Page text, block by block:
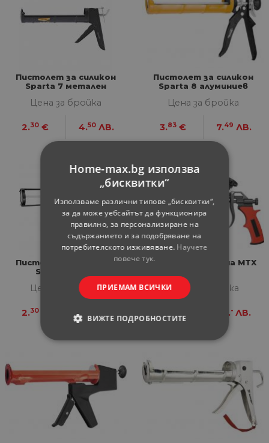
Пистолет за силикон
Sparta 7 метален
Цена за бройка
2.30 € 4.50 ЛВ.
Пистолет за силикон
Sparta 8 алуминиев
Цена за бройка
3.83 € 7.49 ЛВ.
Пистолет за картуш
Sparta 310 мл
Цена за бройка
2.30 4.
Пистолет за пяна MTX
Цена за бройка
25.- ЛВ.
Home-max.bg използва
„бисквитки“
Използваме различни типове „бисквитки“,
за да може уебсайтът да функционира
правилно, за персонализиране на
съдържанието и за подобряване на
потребителското изживяване. Научете
повече тук.
ПРИЕМАМ ВСИЧКИ
ВИЖТЕ ПОДРОБНОСТИТЕ
СТАТИСТИЧЕСКИ
МАРКЕТИНГOВИ
ФУНКЦИОНАЛНИ